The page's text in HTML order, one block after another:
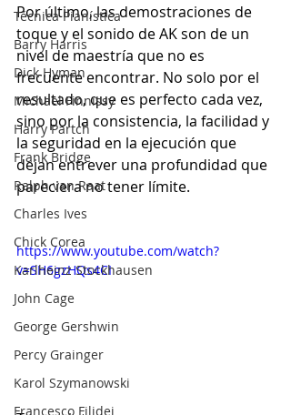
Técnica Pianística
Barry Harris
Dick Hyman
Michael Finnissy
Harry Partch
Frank Bridge
Ralph van Raat
Charles Ives
Chick Corea
Karlheinz Stockhausen
John Cage
George Gershwin
Percy Grainger
Karol Szymanowski
Francesco Filidei
Por último, las demostraciones de
toque y el sonido de AK son de un
nivel de maestría que no es
frecuente encontrar. No solo por el
resultado, que es perfecto cada vez,
sino por la consistencia, la facilidad y
la seguridad en la ejecución que
dejan entrever una profundidad que
pareciera no tener límite.
https://www.youtube.com/watch?
v=SH6gzHQs4CI